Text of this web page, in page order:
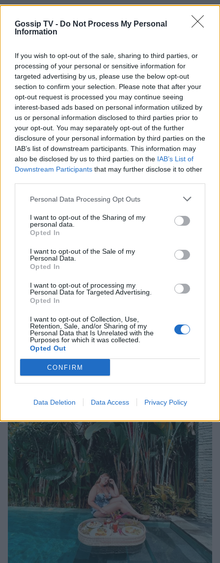
Gossip TV - Do Not Process My Personal
Information
If you wish to opt-out of the sale, sharing to third parties, or
processing of your personal or sensitive information for
targeted advertising by us, please use the below opt-out
section to confirm your selection. Please note that after your
opt-out request is processed you may continue seeing
interest-based ads based on personal information utilized by
us or personal information disclosed to third parties prior to
your opt-out. You may separately opt-out of the further
disclosure of your personal information by third parties on the
IAB’s list of downstream participants. This information may
also be disclosed by us to third parties on the IAB’s List of
Downstream Participants that may further disclose it to other
Personal Data Processing Opt Outs
I want to opt-out of the Sharing of my
personal data.
Opted In
I want to opt-out of the Sale of my
Personal Data.
Opted In
I want to opt-out of processing my
Personal Data for Targeted Advertising.
Opted In
I want to opt-out of Collection, Use,
Retention, Sale, and/or Sharing of my
Personal Data that Is Unrelated with the
Purposes for which it was collected.
Opted Out
CONFIRM
Data Deletion Data Access Privacy Policy
«Θυμάστε κυρίες και κύριοι το μεσημέρι που
και χουχουχου; Και λέγαμε με τον κορονοϊό ότι
πέρασαν τα δύσκολα; Άκυρο! Aboard Mission!
Είμαστε χειρότερα από ποτέ! Πυρετό, βήχα,
συνάχι, όλα μαζί…
Και προσπαθούμε να μοντάρουμε αυτό το κάνει
ακόμα πιο δύσκολο. Παρόλα αυτά ας μην
εγκαταλείψουμε τις ελπίδες μας», είπε η
Εβελίνα Νικόλιζα στο νέο της βίντεο και
φαίνεται εμφανώς καταβεβλημένη.